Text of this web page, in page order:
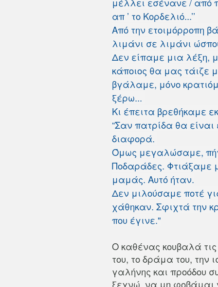
απ ’ το Κορδελιό...’’
Aπό την ετοιμόρροπη
λιμάνι σε λιμάνι
Δεν είπαμε μια λέξη,
κάποιος θα μας τάιζε
βγάλαμε, μόνο
ξέρω...
Κι έπειτα βρεθήκαμε
“Σαν πατρίδα θα είναι
διαφορά.
Όμως μεγαλώσαμε,
Ποδαράδες. Φτιάξαμε
μαμάς. Αυτό ήταν.
Δεν μιλούσαμε ποτέ
χάθηκαν. Σφιχτά την
που έγινε."
Ο καθένας κουβαλά
του, το δράμα του, την
γαλήνης και προόδου
ξεχνώ, να μη φοβάμαι